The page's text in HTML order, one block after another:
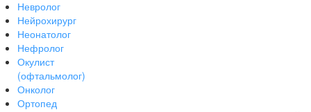
Невролог
Нейрохирург
Неонатолог
Нефролог
Окулист
(офтальмолог)
Онколог
Ортопед